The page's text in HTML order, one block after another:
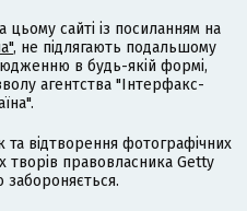
цьому сайті із посиланням на
, не підлягають подальшому
в будь-якій формі,
агентства "Інтерфакс-
відтворення фотографічних
творів правовласника Getty